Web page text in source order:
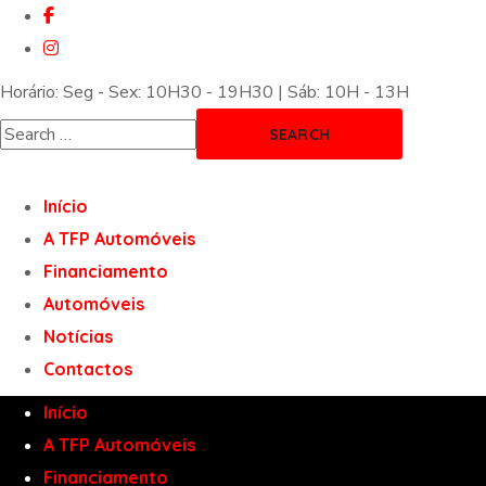
Horário: Seg - Sex: 10H30 - 19H30 | Sáb: 10H - 13H
Início
A TFP Automóveis
Financiamento
Automóveis
Notícias
Contactos
Início
A TFP Automóveis
Financiamento